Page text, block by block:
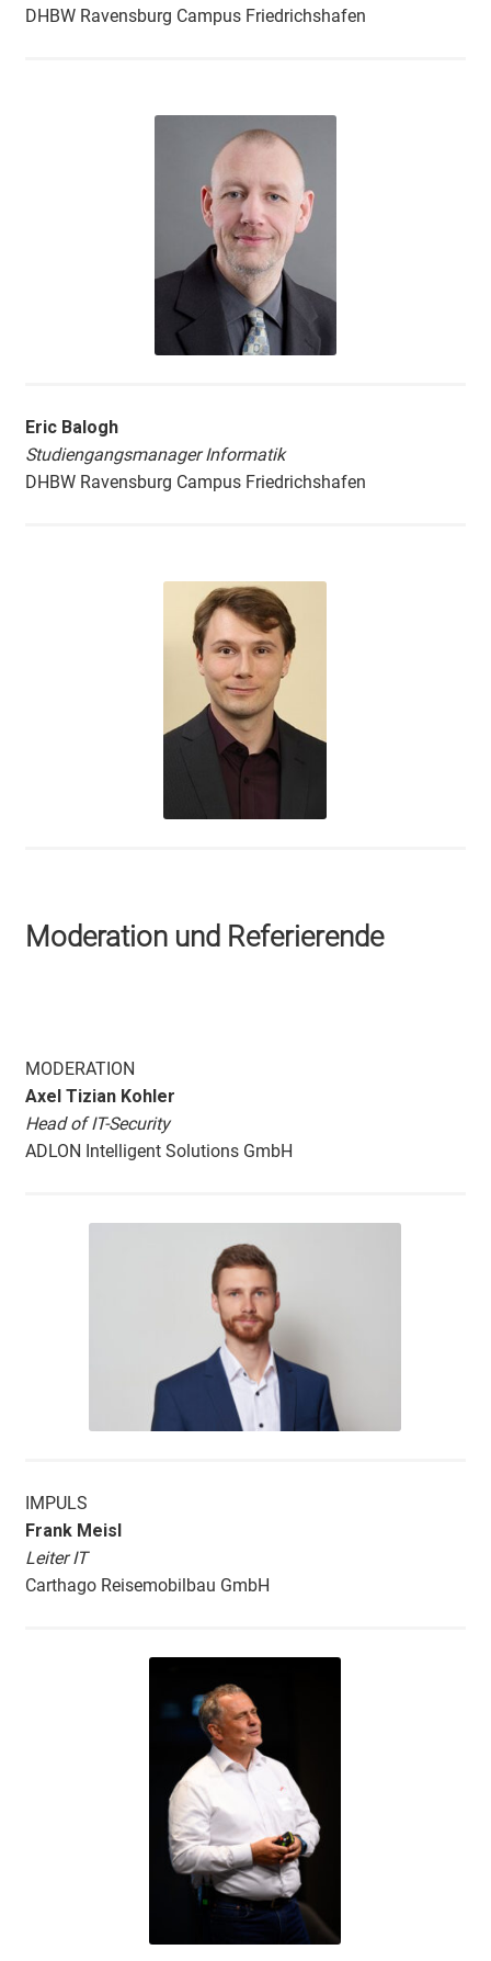
DHBW Ravensburg Campus Friedrichshafen
Eric Balogh
Studiengangsmanager Informatik
DHBW Ravensburg Campus Friedrichshafen
Moderation und Referierende
MODERATION
Axel Tizian Kohler
Head of IT-Security
ADLON Intelligent Solutions GmbH
IMPULS
Frank Meisl
Leiter IT
Carthago Reisemobilbau GmbH